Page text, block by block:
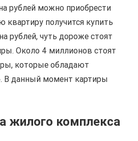
рублей можно приобрести
получится купить
рублей, чуть дороже стоят
Около 4 миллионов стоят
которые обладают
В данный момент картиры
жилого комплекса